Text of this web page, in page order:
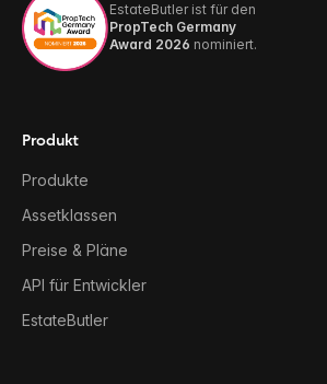
EstateButler ist für den
PropTech Germany
Award 2026 nominiert.
Produkt
Produkte
Assetklassen
Preise & Pläne
API für Entwickler
EstateButler